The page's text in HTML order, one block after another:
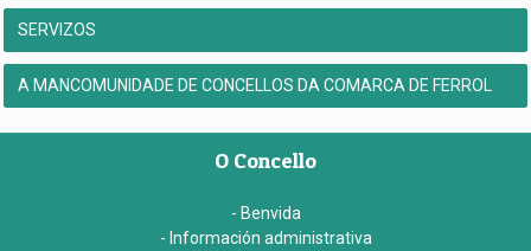
SERVIZOS
A MANCOMUNIDADE DE CONCELLOS DA COMARCA DE FERROL
O Concello
- Benvida
- Información administrativa